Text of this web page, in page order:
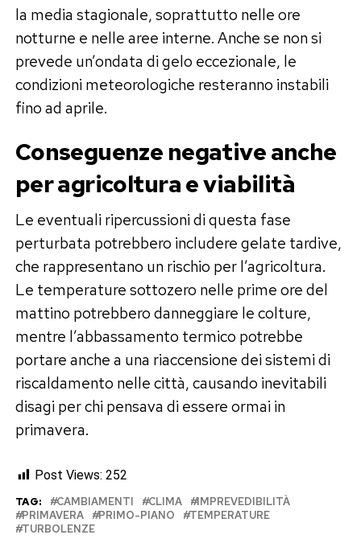
la media stagionale, soprattutto nelle ore
notturne e nelle aree interne. Anche se non si
prevede un’ondata di gelo eccezionale, le
condizioni meteorologiche resteranno instabili
fino ad aprile.
Conseguenze negative anche
per agricoltura e viabilità
Le eventuali ripercussioni di questa fase
perturbata potrebbero includere gelate tardive,
che rappresentano un rischio per l’agricoltura.
Le temperature sottozero nelle prime ore del
mattino potrebbero danneggiare le colture,
mentre l’abbassamento termico potrebbe
portare anche a una riaccensione dei sistemi di
riscaldamento nelle città, causando inevitabili
disagi per chi pensava di essere ormai in
primavera.
Post Views: 252
TAG: CAMBIAMENTI CLIMA
IMPREVEDIBILITÀ
PRIMAVERA
PRIMO-PIANO
TEMPERATURE
TURBOLENZE